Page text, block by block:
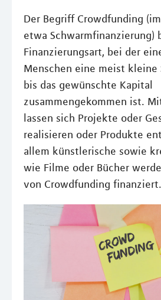
Der Begriff Crowdfunding
etwa Schwarmfinanzierung)
Finanzierungsart, bei der
Menschen eine meist kleine
bis das gewünschte Kapital
zusammengekommen ist.
lassen sich Projekte oder
realisieren oder Produkte
allem künstlerische sowie
wie Filme oder Bücher
von Crowdfunding finanziert.